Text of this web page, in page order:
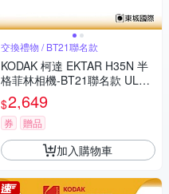
交換禮物 / BT21聯名款
KODAK 柯達 EKTAR H35N 半
格菲林相機-BT21聯名款 ULTR
AMAX 400底片組
$2,649
券 贈品
加入購物車